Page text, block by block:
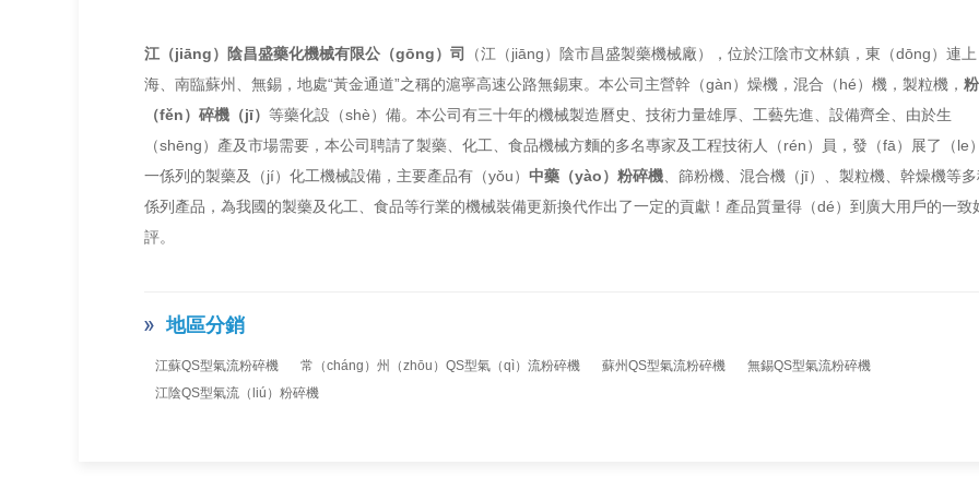
江（jiāng）陰昌盛藥化機械有限公（gōng）司
（江（jiāng）陰市昌盛製藥機械廠），位於江陰市文林鎮，東（dōng）連上
海、南臨蘇州、無錫，地處“黃金通道”之稱的滬寧高速公路無錫東。本公司主營幹（gàn）燥機， 混合（hé）機 ，製粒機， 粉
（fěn）碎機（jī） 等藥化設（shè）備。本公司有三十年的機械製造曆史、技術力量雄厚、工藝先進、設備齊全、由於生
（shēng）產及市場需要，本公司聘請了製藥、化工、食品機械方麵的多名專家及工程技術人（rén）員，發（fā）展了（le）
一係列的製藥及（jí）化工機械設備，主要產品有（yǒu） 中藥（yào）粉碎機 、篩粉機、混合機（jī）、製粒機、幹燥機等
係列產品，為我國的製藥及化工、食品等行業的機械裝備更新換代作出了一定的貢獻！產品質量得（dé）到廣大用戶的一致
評。
地區分銷
江蘇QS型氣流粉碎機 常（cháng）州（zhōu）QS型氣（qì）流粉碎機 蘇州QS型氣流粉碎機
無錫QS型氣流粉碎機
江陰QS型氣流（liú）粉碎機